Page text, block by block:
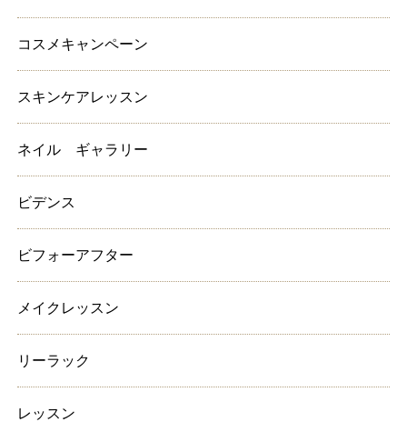
コスメキャンペーン
スキンケアレッスン
ネイル ギャラリー
ビデンス
ビフォーアフター
メイクレッスン
リーラック
レッスン